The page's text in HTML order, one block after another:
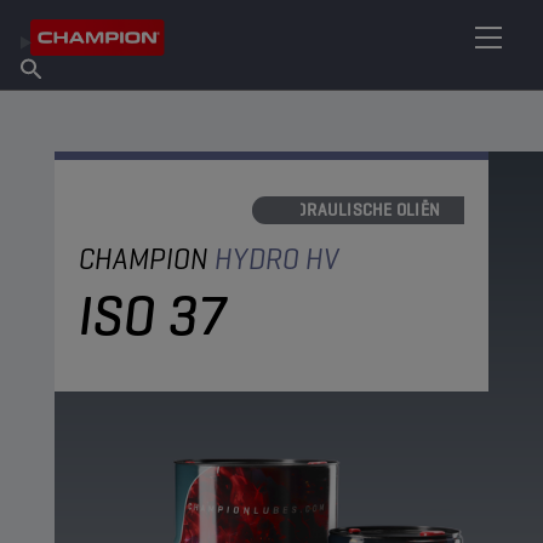
Over Champion
Vind een verkooppunt
HYDRAULISCHE OLIËN
CHAMPION HYDRO HV
ISO 37